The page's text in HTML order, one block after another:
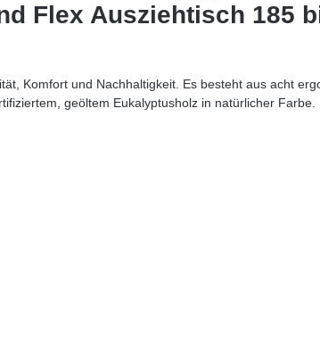
Flex Ausziehtisch 185
Komfort und Nachhaltigkeit. Es besteht aus acht
geöltem Eukalyptusholz in natürlicher Farbe.